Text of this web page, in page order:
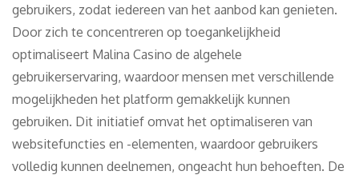
gebruikers, zodat iedereen van het aanbod kan genieten.
Door zich te concentreren op toegankelijkheid
optimaliseert Malina Casino de algehele
gebruikerservaring, waardoor mensen met verschillende
mogelijkheden het platform gemakkelijk kunnen
gebruiken. Dit initiatief omvat het optimaliseren van
websitefuncties en -elementen, waardoor gebruikers
volledig kunnen deelnemen, ongeacht hun behoeften. De